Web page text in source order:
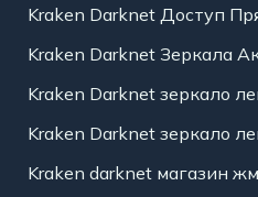
Kraken Darknet Доступ
Kraken Darknet Зеркала
Kraken Darknet зеркало
Kraken Darknet зеркало
Kraken darknet магазин